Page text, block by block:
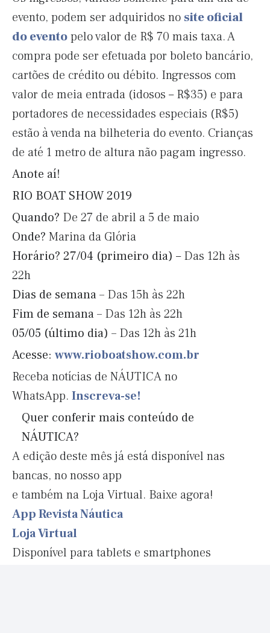
evento, podem ser adquiridos no site oficial
do eventopelo valor de R$ 70 mais taxa. A
compra pode ser efetuada por boleto bancário,
cartões de crédito ou débito. Ingressos com
valor de meia entrada (idosos – R$35) e para
portadores de necessidades especiais (R$5)
estão à venda na bilheteria do evento. Crianças
de até 1 metro de altura não pagam ingresso.
Anote aí!
RIO BOAT SHOW 2019
Quando? De 27 de abril a 5 de maio
Onde? Marina da Glória
Horário? 27/04 (primeiro dia) – Das 12h às
22h
Dias de semana – Das 15h às 22h
Fim de semana – Das 12h às 22h
05/05 (último dia) – Das 12h às 21h
Acesse: www.rioboatshow.com.br
Receba notícias de NÁUTICA no
WhatsApp. Inscreva-se!
Quer conferir mais conteúdo de
NÁUTICA?
A edição deste mês já está disponível nas
bancas, no nosso app
e também na Loja Virtual. Baixe agora!
App Revista Náutica
Loja Virtual
Disponível para tablets e smartphones